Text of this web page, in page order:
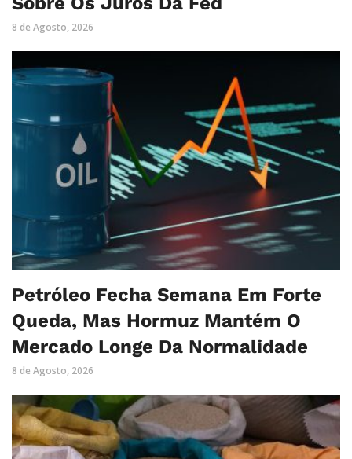
8 de Agosto, 2026
Petróleo Fecha Semana Em Forte
Queda, Mas Hormuz Mantém O
Mercado Longe Da Normalidade
8 de Agosto, 2026